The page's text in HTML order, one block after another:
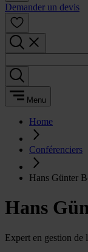
Demander un devis
Menu
Home
Conférenciers
Hans Günter
Hans
Expert en gestion de